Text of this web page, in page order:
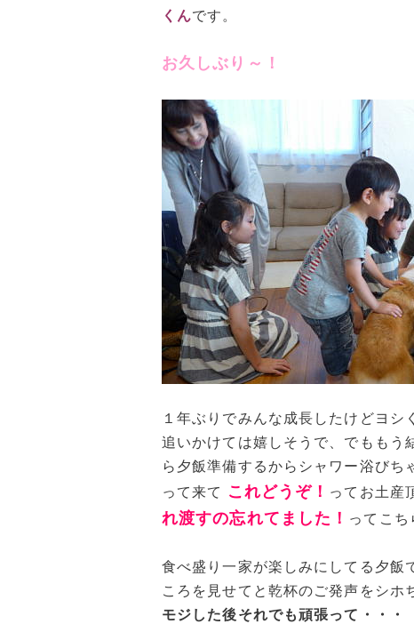
くんです。
お久しぶり～！
１年ぶりでみんな成長したけどヨ
追いかけては嬉しそうで、でももう
ら夕飯準備するからシャワー浴びち
って来て
これどうぞ！ ってお土産
れ渡すの忘れてました！ ってこち
食べ盛り一家が楽しみにしてる夕飯
ころを見せてと乾杯のご発声をシホ
モジした後それでも頑張って・・・